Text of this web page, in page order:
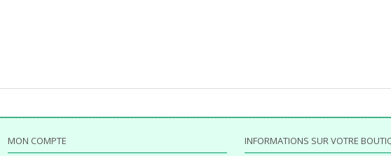
MON COMPTE INFORMATIONS SUR VOTRE